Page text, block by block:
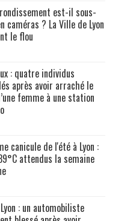
est-il sous-
caméras ? La Ville de Lyon
le flou
: quatre individus
après avoir arraché le
femme à une station
canicule de l'été à Lyon :
attendus la semaine
: un automobiliste